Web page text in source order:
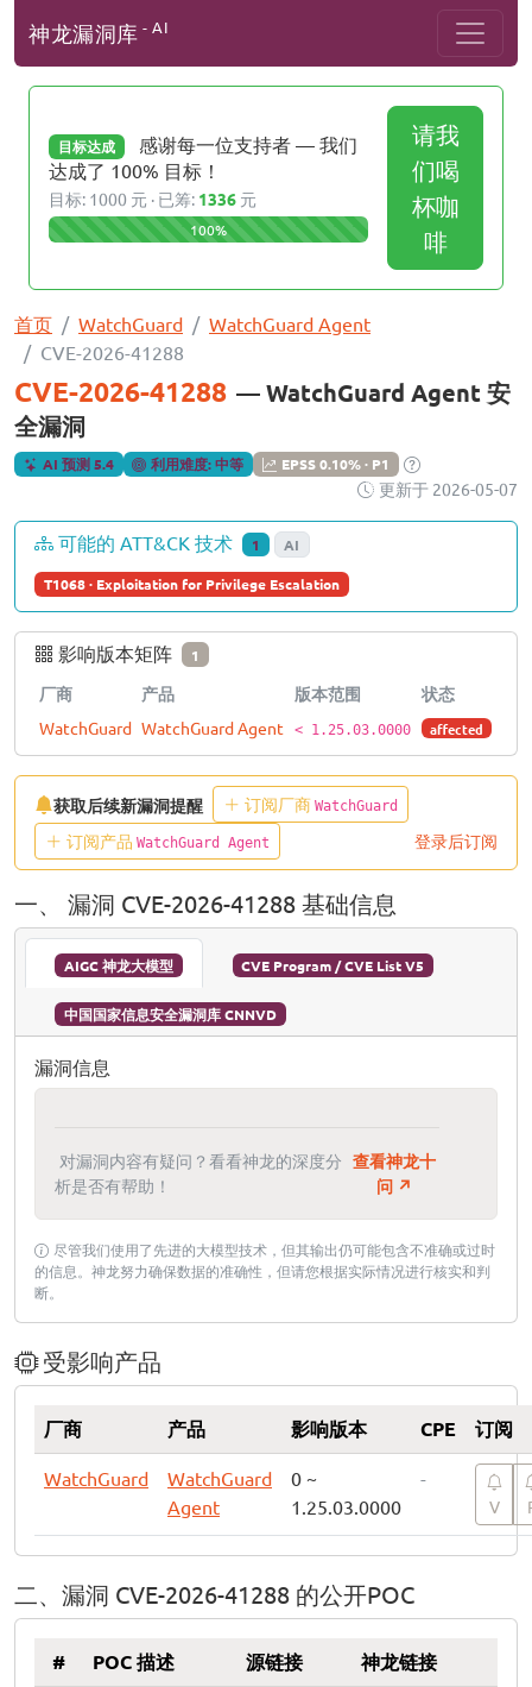
神龙漏洞库 - AI
目标达成
感谢每一位支持者 — 我们
达成了 100% 目标！
目标: 1000 元 · 已筹: 1336 元
100%
请我
们喝
杯咖
啡
首页 WatchGuard
WatchGuard Agent
CVE-2026-41288
CVE-2026-41288 — WatchGuard Agent 安
全漏洞
AI 预测 5.4 利用难度: 中等 EPSS 0.10% · P1
更新于 2026-05-07
可能的 ATT&CK 技术 1 AI
T1068 · Exploitation for Privilege Escalation
影响版本矩阵 1
厂商 产品 版本范围
状态
WatchGuard WatchGuard Agent < 1.25.03.0000 affected
获取后续新漏洞提醒 订阅厂商 WatchGuard
订阅产品 WatchGuard Agent 登录后订阅
一、 漏洞 CVE-2026-41288 基础信息
AIGC 神龙大模型 CVE Program / CVE List V5
中国国家信息安全漏洞库 CNNVD
漏洞信息
对漏洞内容有疑问？看看神龙的深度分
析是否有帮助！
查看神龙十
问 ↗
尽管我们使用了先进的大模型技术，但其输出仍可能包含不准确或过时
的信息。神龙努力确保数据的准确性，但请您根据实际情况进行核实和判
断。
受影响产品
厂商 产品 影响版本 CPE 订阅
WatchGuard
WatchGuard
Agent
0 ~
1.25.03.0000
-
V
二、漏洞 CVE-2026-41288 的公开POC
# POC 描述 源链接 神龙链接